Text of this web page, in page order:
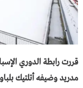
قررت رابطة الدوري
مدريد وضيفه أتلتيك